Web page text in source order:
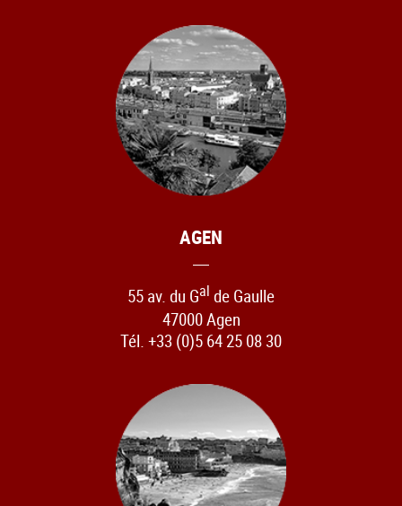
AGEN
55 av. du Gal de Gaulle
47000 Agen
Tél. +33 (0)5 64 25 08 30